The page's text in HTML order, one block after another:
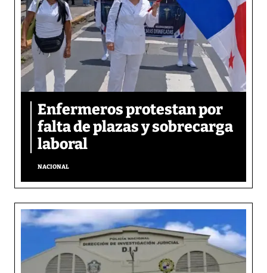
Enfermeros protestan por
falta de plazas y sobrecarga
laboral
NACIONAL